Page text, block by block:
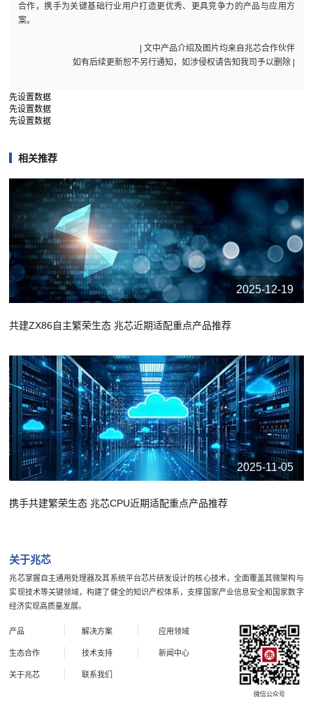
合作，携手为关键基础行业用户打造更优秀、更具竞争力的产品与应用方
案。
| 文中产品介绍及图片均来自兆芯合作伙伴
如有后续更新恕不另行通知，如涉侵权请告知我司予以删除 |
先设置数据
先设置数据
先设置数据
相关推荐
2025-12-19
共建ZX86自主繁荣生态 兆芯近期适配重点产品推荐
2025-11-05
携手共建繁荣生态 兆芯CPU近期适配重点产品推荐
关于兆芯
兆芯掌握自主通用处理器及其系统平台芯片研发设计的核心技术，全面覆盖其微架构与
实现技术等关键领域，构建了健全的知识产权体系，支撑国家产业信息安全和国家数字
经济实现高质量发展。
产品 解决方案 应用领域
生态合作 技术支持 新闻中心
关于兆芯 联系我们
微信公众号